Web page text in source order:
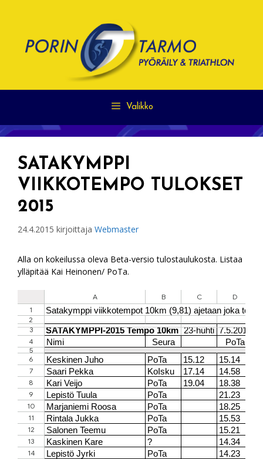
Valikko
SATAKYMPPI
VIIKKOTEMPO TULOKSET
2015
24.4.2015 kirjoittaja Webmaster
Alla on kokeilussa oleva Beta-versio tulostaulukosta. Listaa
ylläpitää Kai Heinonen/ PoTa.